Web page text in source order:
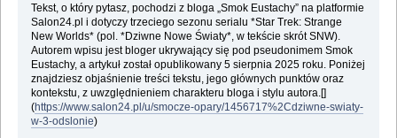
Tekst, o który pytasz, pochodzi z bloga „Smok Eustachy” na platformie
Salon24.pl i dotyczy trzeciego sezonu serialu *Star Trek: Strange
New Worlds* (pol. *Dziwne Nowe Światy*, w tekście skrót SNW).
Autorem wpisu jest bloger ukrywający się pod pseudonimem Smok
Eustachy, a artykuł został opublikowany 5 sierpnia 2025 roku. Poniżej
znajdziesz objaśnienie treści tekstu, jego głównych punktów oraz
kontekstu, z uwzględnieniem charakteru bloga i stylu autora.[]
(https://www.salon24.pl/u/smocze-opary/1456717%2Cdziwne-swiaty-
w-3-odslonie)